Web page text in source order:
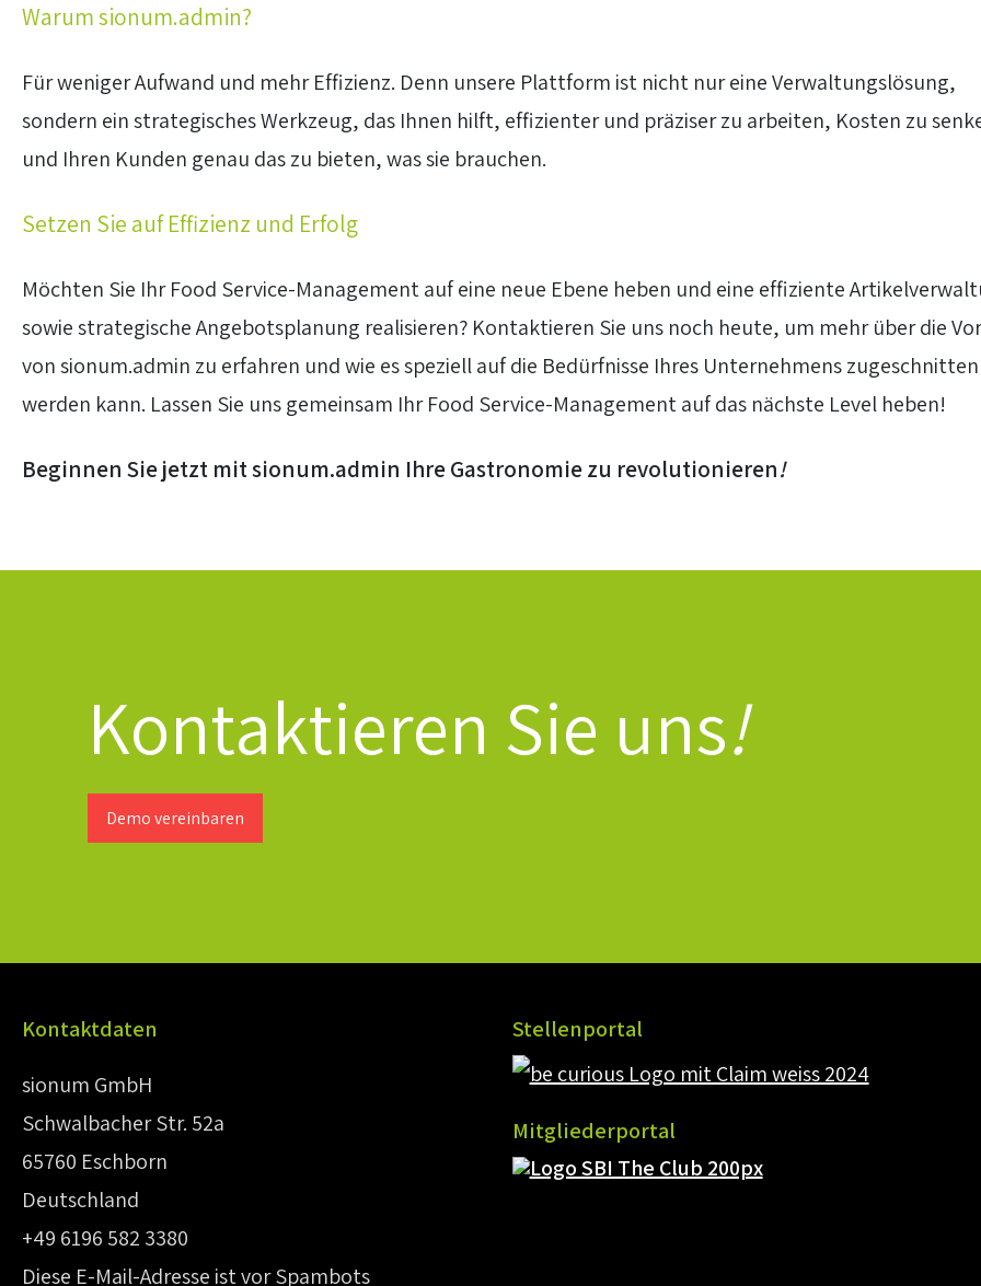
Warum sionum.admin?
Für weniger Aufwand und mehr Effizienz. Denn unsere Plattform ist nicht nur eine Verwaltungslösung,
sondern ein strategisches Werkzeug, das Ihnen hilft, effizienter und präziser zu arbeiten, Kosten zu
und Ihren Kunden genau das zu bieten, was sie brauchen.
Setzen Sie auf Effizienz und Erfolg
Möchten Sie Ihr Food Service-Management auf eine neue Ebene heben und eine effiziente
sowie strategische Angebotsplanung realisieren? Kontaktieren Sie uns noch heute, um mehr über die
von sionum.admin zu erfahren und wie es speziell auf die Bedürfnisse Ihres Unternehmens zugeschnitten
werden kann. Lassen Sie uns gemeinsam Ihr Food Service-Management auf das nächste Level heben!
Beginnen Sie jetzt mit sionum.admin Ihre Gastronomie zu revolutionieren!
Kontaktieren Sie uns!
Demo vereinbaren
Kontaktdaten
sionum GmbH
Schwalbacher Str. 52a
65760 Eschborn
Deutschland
+49 6196 582 3380
Diese E-Mail-Adresse ist vor Spambots
Stellenportal
Mitgliederportal